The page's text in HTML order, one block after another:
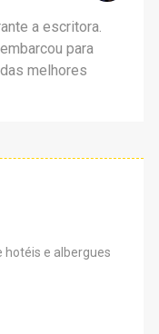
a escritora.
para
melhores
hotéis e albergues